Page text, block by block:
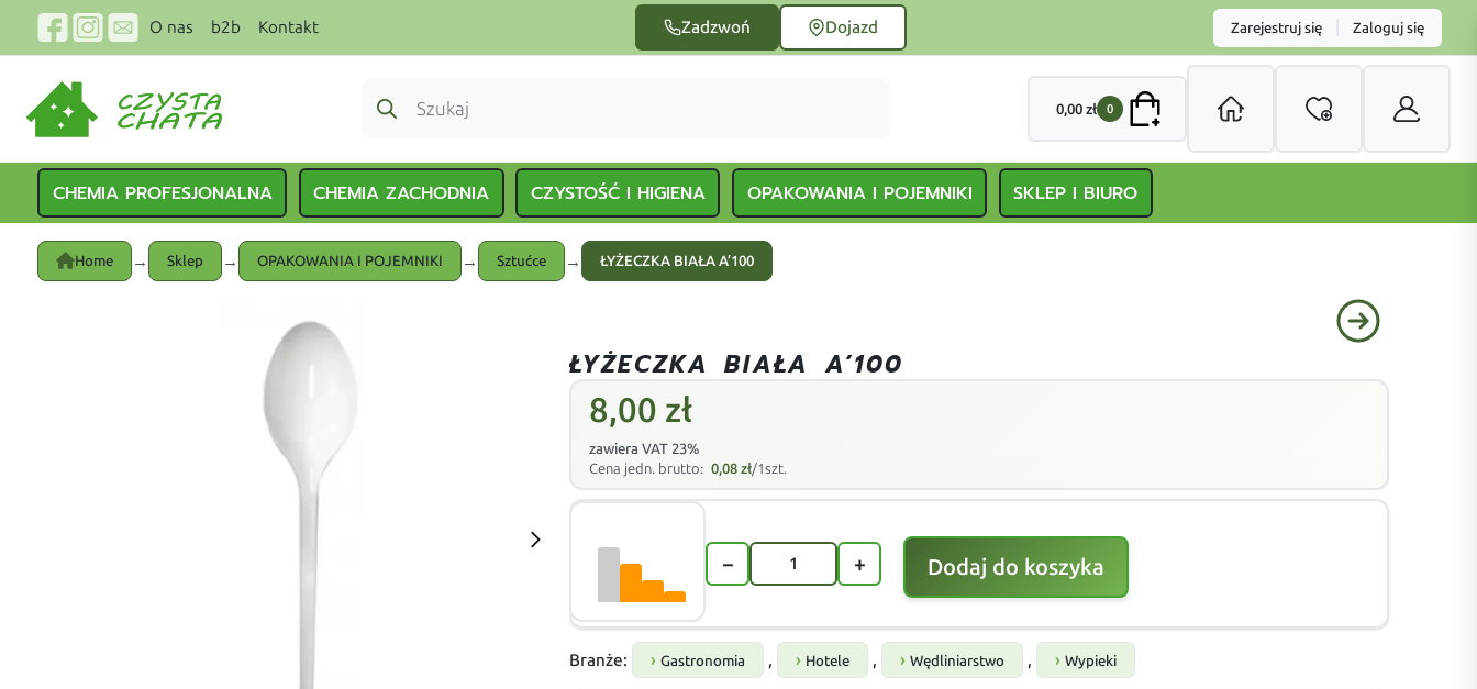
O nas b2b Kontakt Zadzwoń Dojazd Zarejestruj się Zaloguj się
0,00 zł 0
CHEMIA PROFESJONALNA CHEMIA ZACHODNIA CZYSTOŚĆ I HIGIENA OPAKOWANIA I POJEMNIKI SKLEP I BIURO
Home → Sklep → OPAKOWANIA I POJEMNIKI → Sztućce → ŁYŻECZKA BIAŁA A’100
ŁYŻECZKA BIAŁA A’100
8,00 zł
zawiera VAT 23%
Cena jedn. brutto: 0,08zł/1szt.
− + Dodaj do koszyka
Branże: Gastronomia , Hotele , Wędliniarstwo , Wypieki